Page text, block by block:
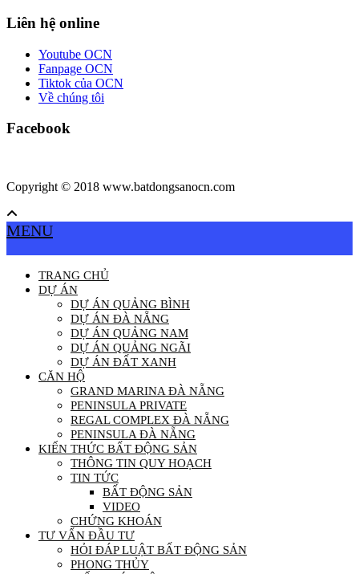
Liên hệ online
Youtube OCN
Fanpage OCN
Tiktok của OCN
Về chúng tôi
Facebook
Copyright © 2018 www.batdongsanocn.com
MENU
TRANG CHỦ
DỰ ÁN
DỰ ÁN QUẢNG BÌNH
DỰ ÁN ĐÀ NẴNG
DỰ ÁN QUẢNG NAM
DỰ ÁN QUẢNG NGÃI
DỰ ÁN ĐẤT XANH
CĂN HỘ
GRAND MARINA ĐÀ NẴNG
PENINSULA PRIVATE
REGAL COMPLEX ĐÀ NẴNG
PENINSULA ĐÀ NẴNG
KIẾN THỨC BẤT ĐỘNG SẢN
THÔNG TIN QUY HOẠCH
TIN TỨC
BẤT ĐỘNG SẢN
VIDEO
CHỨNG KHOÁN
TƯ VẤN ĐẦU TƯ
HỎI ĐÁP LUẬT BẤT ĐỘNG SẢN
PHONG THỦY